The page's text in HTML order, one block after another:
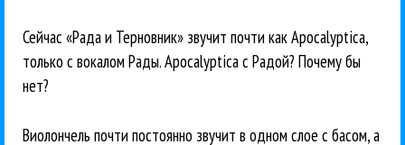
Сейчас «Рада и Терновник» звучит почти как Apocalyptica,
только с вокалом Рады. Apocalyptica с Радой? Почему бы
нет?
Виолончель почти постоянно звучит в одном слое с басом, а